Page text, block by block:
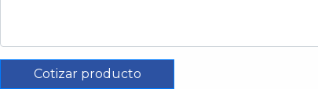
Cotizar producto